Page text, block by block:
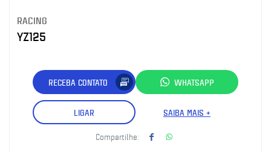
RACING
YZ125
RECEBA CONTATO WHATSAPP
LIGAR SAIBA MAIS +
Compartilhe: